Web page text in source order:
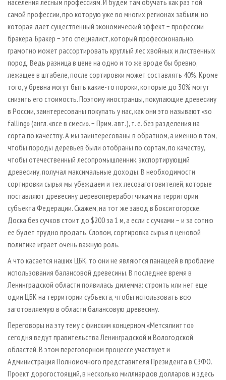
населения лесным профессиям. И будем там обучать как раз той
самой профессии, про которую уже во многих регионах забыли, но
которая дает существенный экономический эффект − профессии
бракера. Бракер − это специалист, который профессионально,
грамотно может рассортировать круглый лес хвойных и лиственных
пород. Ведь разница в цене на одно и то же вроде бы бревно,
лежащее в штабеле, после сортировки может составлять 40%. Кроме
того, у бревна могут быть какие-то пороки, которые до 30% могут
снизить его стоимость. Поэтому иностранцы, покупающие древесину
в России, заинтересованы покупать у нас, как они это называют «so
falling» (англ. «все в смеси». − Прим. авт.), т. е. без разделения на
сорта по качеству. А мы заинтересованы в обратном, а именно в том,
чтобы породы деревьев были отобраны по сортам, по качеству,
чтобы отечественный лесопромышленник, экспортирующий
древесину, получал максимальные доходы. В необходимости
сортировки сырья мы убеждаем и тех лесозаготовителей, которые
поставляют древесину деревопереработчикам на территории
субъекта Федерации. Скажем, на тот же завод в Бокситогорске.
Доска без сучков стоит до $200 за 1 м, а если с сучками − и за сотню
ее будет трудно продать. Словом, сортировка сырья в ценовой
политике играет очень важную роль.
А что касается наших ЦБК, то они не являются панацеей в проблеме
использования балансовой древесины. В последнее время в
Ленинградской области появилась дилемма: строить или нет еще
один ЦБК на территории субъекта, чтобы использовать всю
заготовляемую в области балансовую древесину.
Переговоры на эту тему с финским концерном «Метсялиитто»
сегодня ведут правительства Ленинградской и Вологодской
областей. В этом переговорном процессе участвует и
Администрация Полномочного представителя Президента в СЗФО.
Проект дорогостоящий, в несколько миллиардов долларов, и здесь